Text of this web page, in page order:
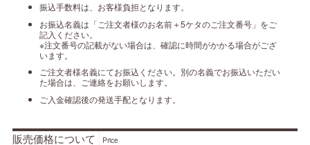
振込手数料は、お客様負担となります。
お振込名義は「ご注文者様のお名前＋5ケタのご注文番号」をご
記入ください。
※注文番号の記載がない場合は、確認に時間がかかる場合がござ
います。
ご注文者様名義にてお振込ください。別の名義でお振込いただい
た場合は、ご連絡をお願いします。
ご入金確認後の発送手配となります。
販売価格について Price